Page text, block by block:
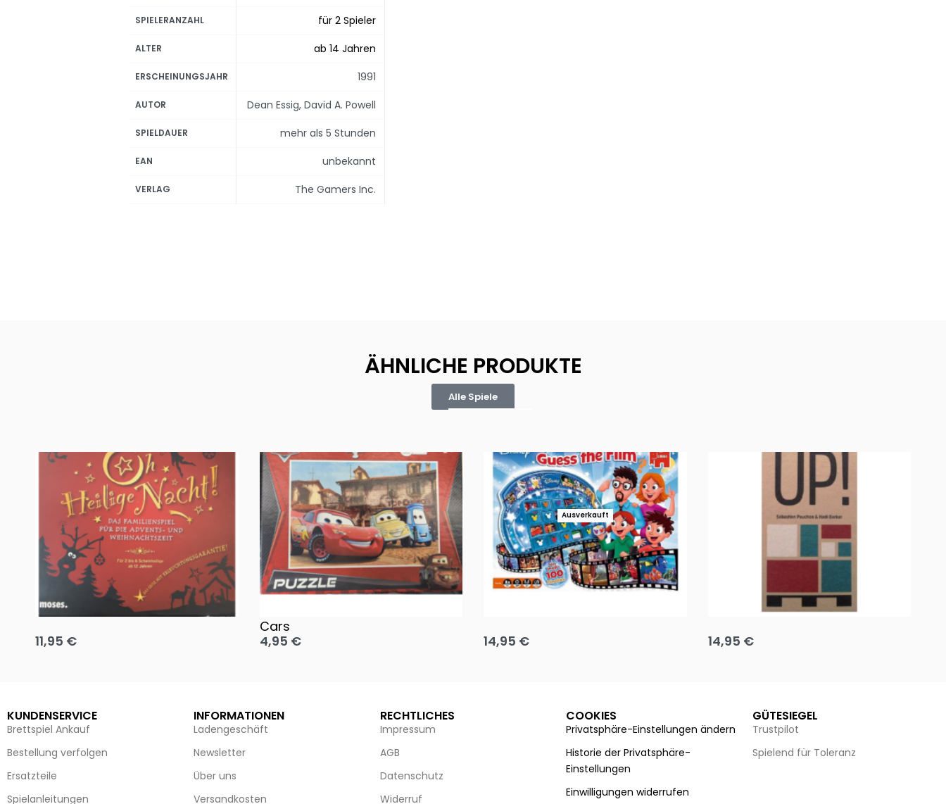
SPIELERANZAHL für 2 Spieler
ALTER ab 14 Jahren
ERSCHEINUNGSJAHR 1991
AUTOR Dean Essig, David A. Powell
SPIELDAUER mehr als 5 Stunden
EAN unbekannt
VERLAG The Gamers Inc.
ÄHNLICHE PRODUKTE
Alle Spiele
Oh, heilige Nacht!
11,95 €
Cars
4,95 €
Ausverkauft
14,95 €
Team up
14,95 €
KUNDENSERVICE
Brettspiel Ankauf
Bestellung verfolgen
Ersatzteile
Spielanleitungen
INFORMATIONEN
Ladengeschäft
Newsletter
Über uns
Versandkosten
RECHTLICHES
Impressum
AGB
Datenschutz
Widerruf
COOKIES
Privatsphäre-Einstellungen ändern
Historie der Privatsphäre-
Einstellungen
Einwilligungen widerrufen
GÜTESIEGEL
Trustpilot
Spielend für Toleranz